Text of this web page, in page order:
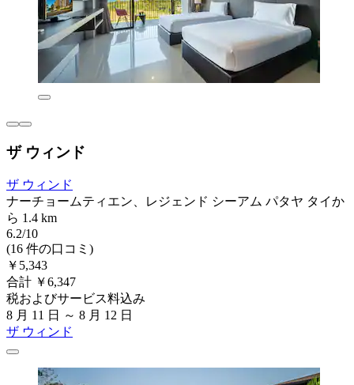
ザ ウィンド
ザ ウィンド
ナーチョームティエン、レジェンド シーアム パタヤ タイか
ら 1.4 km
6.2/10
(16 件の口コミ)
￥5,343
合計 ￥6,347
税およびサービス料込み
8 月 11 日 ～ 8 月 12 日
ザ ウィンド